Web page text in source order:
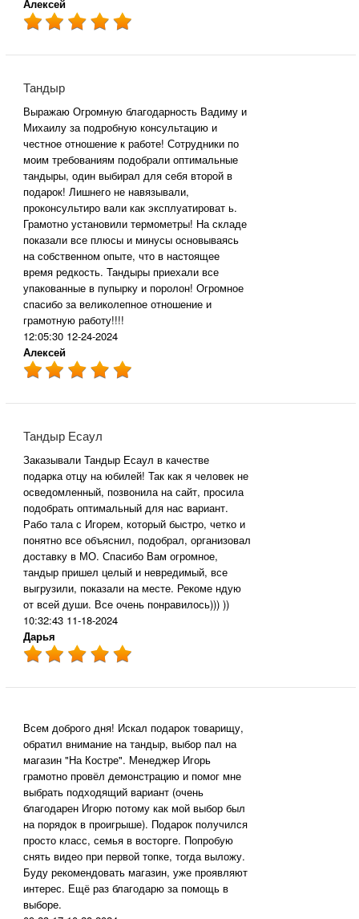
Алексей
Тандыр
Выражаю Огромную благодарность Вадиму и
Михаилу за подробную консультацию и
честное отношение к работе! Сотрудники по
моим требованиям подобрали оптимальные
тандыры, один выбирал для себя второй в
подарок! Лишнего не навязывали,
проконсультиро вали как эксплуатироват ь.
Грамотно установили термометры! На складе
показали все плюсы и минусы основываясь
на собственном опыте, что в настоящее
время редкость. Тандыры приехали все
упакованные в пупырку и поролон! Огромное
спасибо за великолепное отношение и
грамотную работу!!!!
12:05:30 12-24-2024
Алексей
Тандыр Есаул
Заказывали Тандыр Есаул в качестве
подарка отцу на юбилей! Так как я человек не
осведомленный, позвонила на сайт, просила
подобрать оптимальный для нас вариант.
Рабо тала с Игорем, который быстро, четко и
понятно все объяснил, подобрал, организовал
доставку в МО. Спасибо Вам огромное,
тандыр пришел целый и невредимый, все
выгрузили, показали на месте. Рекоме ндую
от всей души. Все очень понравилось))) ))
10:32:43 11-18-2024
Дарья
Всем доброго дня! Искал подарок товарищу,
обратил внимание на тандыр, выбор пал на
магазин "На Костре". Менеджер Игорь
грамотно провёл демонстрацию и помог мне
выбрать подходящий вариант (очень
благодарен Игорю потому как мой выбор был
на порядок в проигрыше). Подарок получился
просто класс, семья в восторге. Попробую
снять видео при первой топке, тогда выложу.
Буду рекомендовать магазин, уже проявляют
интерес. Ещё раз благодарю за помощь в
выборе.